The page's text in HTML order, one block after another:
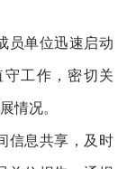
员单位迅速启动
工作，密切关
情况。
信息共享，及时